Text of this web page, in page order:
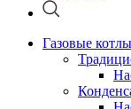
Газовые котлы